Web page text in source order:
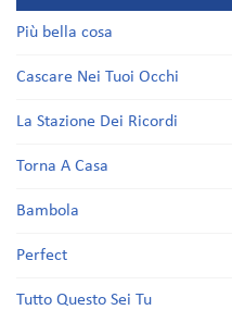
Più bella cosa
Cascare Nei Tuoi Occhi
La Stazione Dei Ricordi
Torna A Casa
Bambola
Perfect
Tutto Questo Sei Tu